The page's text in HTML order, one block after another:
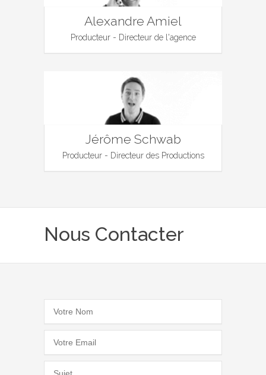
Alexandre Amiel
Producteur - Directeur de l'agence
Jérôme Schwab
Producteur - Directeur des Productions
Nous Contacter